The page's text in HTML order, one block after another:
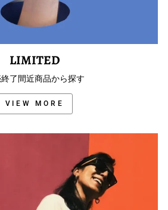
LIMITED
了間近商品から探す
VIEW MORE